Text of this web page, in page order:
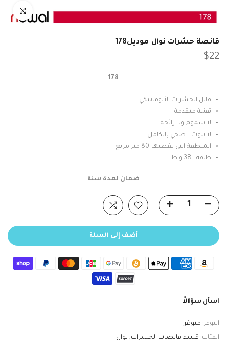
انقر للتكبير
قانصة حشرات نوال موديل178
$22
178
قاتل الحشرات الأتوماتيكي
تقنية متقدمة
لا سموم ولا رائحة
لا تلوث ، صحي بالكامل
المنطقة التي يغطيها 80 متر مربع
طاقة : 38 واط
ضمان لمدة سنة
أضف إلى السلة
اسأل سؤالاً
التوفر: متوفر
الفئات: قسم قانصات الحشرات نوال